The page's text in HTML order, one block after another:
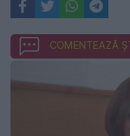
COMENTEAZĂ